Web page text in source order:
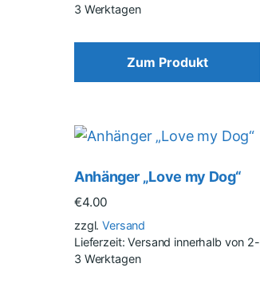
3 Werktagen
Zum Produkt
Anhänger „Love my Dog“
€4.00
zzgl.Versand
Lieferzeit: Versand innerhalb von 2-
3 Werktagen